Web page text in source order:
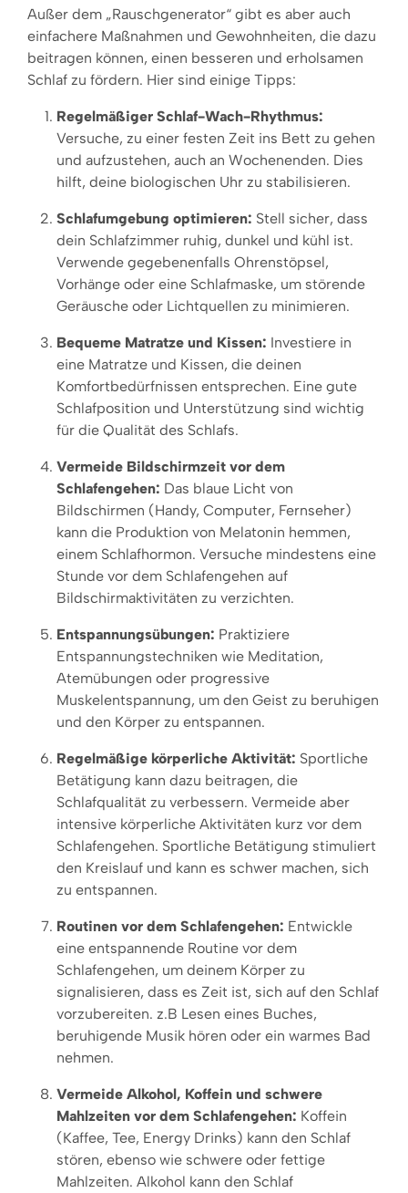
Außer dem „Rauschgenerator“ gibt es aber auch
einfachere Maßnahmen und Gewohnheiten, die dazu
beitragen können, einen besseren und erholsamen
Schlaf zu fördern. Hier sind einige Tipps:
Regelmäßiger Schlaf-Wach-Rhythmus:
Versuche, zu einer festen Zeit ins Bett zu gehen
und aufzustehen, auch an Wochenenden. Dies
hilft, deine biologischen Uhr zu stabilisieren.
Schlafumgebung optimieren: Stell sicher, dass
dein Schlafzimmer ruhig, dunkel und kühl ist.
Verwende gegebenenfalls Ohrenstöpsel,
Vorhänge oder eine Schlafmaske, um störende
Geräusche oder Lichtquellen zu minimieren.
Bequeme Matratze und Kissen: Investiere in
eine Matratze und Kissen, die deinen
Komfortbedürfnissen entsprechen. Eine gute
Schlafposition und Unterstützung sind wichtig
für die Qualität des Schlafs.
Vermeide Bildschirmzeit vor dem
Schlafengehen: Das blaue Licht von
Bildschirmen (Handy, Computer, Fernseher)
kann die Produktion von Melatonin hemmen,
einem Schlafhormon. Versuche mindestens eine
Stunde vor dem Schlafengehen auf
Bildschirmaktivitäten zu verzichten.
Entspannungsübungen: Praktiziere
Entspannungstechniken wie Meditation,
Atemübungen oder progressive
Muskelentspannung, um den Geist zu beruhigen
und den Körper zu entspannen.
Regelmäßige körperliche Aktivität: Sportliche
Betätigung kann dazu beitragen, die
Schlafqualität zu verbessern. Vermeide aber
intensive körperliche Aktivitäten kurz vor dem
Schlafengehen. Sportliche Betätigung stimuliert
den Kreislauf und kann es schwer machen, sich
zu entspannen.
Routinen vor dem Schlafengehen: Entwickle
eine entspannende Routine vor dem
Schlafengehen, um deinem Körper zu
signalisieren, dass es Zeit ist, sich auf den Schlaf
vorzubereiten. z.B Lesen eines Buches,
beruhigende Musik hören oder ein warmes Bad
nehmen.
Vermeide Alkohol, Koffein und schwere
Mahlzeiten vor dem Schlafengehen: Koffein
(Kaffee, Tee, Energy Drinks) kann den Schlaf
stören, ebenso wie schwere oder fettige
Mahlzeiten. Alkohol kann den Schlaf